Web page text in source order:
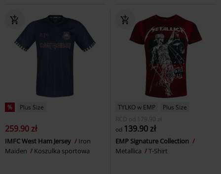
% Plus Size
259.90 zł
IMFC West Ham Jersey
Iron
Maiden
Koszulka sportowa
TYLKO w EMP
Plus Size
RCD
od 179.90 zł
od 139.90 zł
EMP Signature Collection
Metallica
T-Shirt